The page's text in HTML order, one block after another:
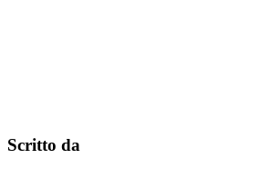
Scritto da